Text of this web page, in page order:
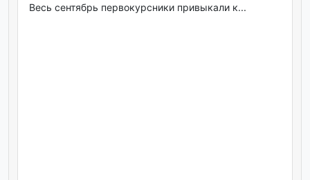
Весь сентябрь первокурсники привыкали к...